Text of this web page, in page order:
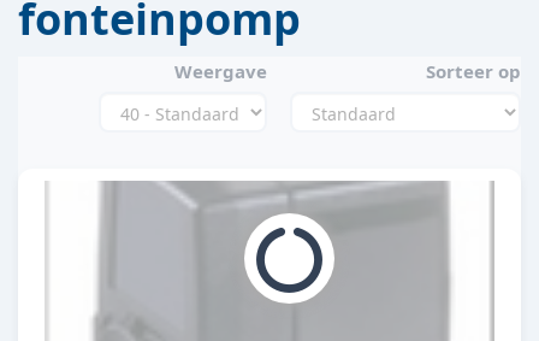
fonteinpomp
Weergave Sorteer op